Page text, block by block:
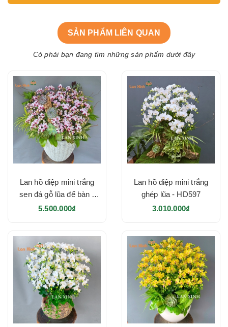
SẢN PHẨM LIÊN QUAN
Có phải bạn đang tìm những sản phẩm dưới đây
Lan hồ điệp mini trắng
sen đá gỗ lũa để bàn -
HD637
5.500.000₫
Lan hồ điệp mini trắng
ghép lũa - HD597
3.010.000₫